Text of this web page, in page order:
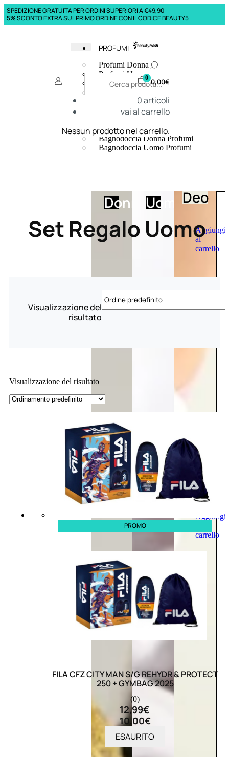
SPEDIZIONE GRATUITA PER ORDINI SUPERIORI A €49,90
5% SCONTO EXTRA SUL PRIMO ORDINE CON IL CODICE BEAUTY5
PROFUMI
Profumi Donna
Profumi Uomo
Deodoranti Donna
Corpo Donna
Corpo Uomo
Creme Mani
Bagnodoccia Donna Profumi
Bagnodoccia Uomo Profumi
DonnaUomoDeo
Aggiungi
al
carrello
Aggiungi
carrello
0 0,00€
0articoli
vai al carrello
Nessun prodotto nel carrello.
Set Regalo Uomo
Visualizzazione del
risultato
Visualizzazione del risultato
PROMO
FILA CFZ CITY MAN S/G REHYDR & PROTECT
250 + GYMBAG 2025
(0)
12,99€
10,00€
ESAURITO